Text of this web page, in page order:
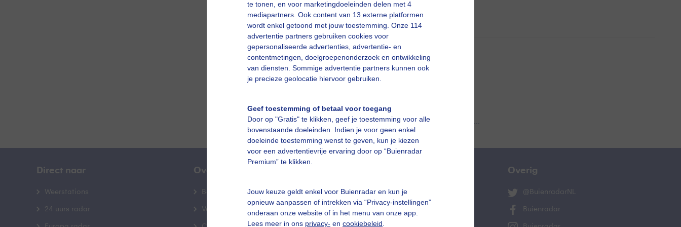
te tonen, en voor marketingdoeleinden delen met 4
mediapartners. Ook content van 13 externe platformen
wordt enkel getoond met jouw toestemming. Onze 114
advertentie partners gebruiken cookies voor
gepersonaliseerde advertenties, advertentie- en
contentmetingen, doelgroepenonderzoek en ontwikkeling
van diensten. Sommige advertentie partners kunnen ook
je precieze geolocatie hiervoor gebruiken.
Geef toestemming of betaal voor toegang
Door op "Gratis" te klikken, geef je toestemming voor alle
bovenstaande doeleinden. Indien je voor geen enkel
doeleinde toestemming wenst te geven, kun je kiezen
voor een advertentievrije ervaring door op “Buienradar
Premium” te klikken.
Jouw keuze geldt enkel voor Buienradar en kun je
opnieuw aanpassen of intrekken via “Privacy-instellingen”
onderaan onze website of in het menu van onze app.
Lees meer in ons privacy- en cookiebeleid
Zon
Bekijk slideshow
Een moment geduld aub...
Direct naar
Weerstations
24 uurs radar
Over Buienradar
Bedrijfsgegevens
Veelgestelde vragen
De Bilt
Overig
@BuienradarNL
Buienradar